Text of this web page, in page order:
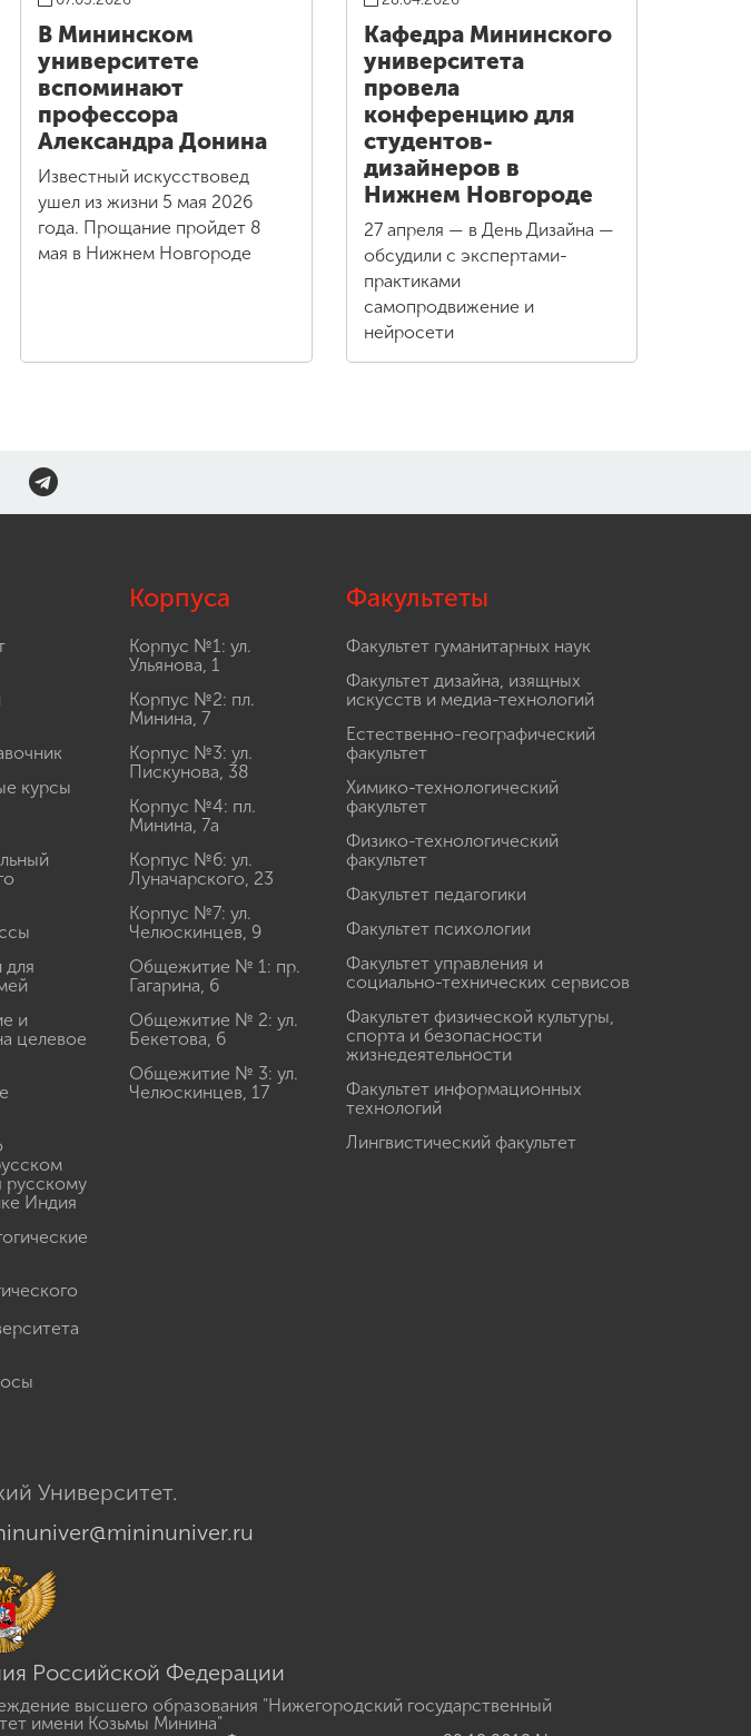
В Мининском
университете
вспоминают
профессора
Александра Донина
Известный искусствовед
ушел из жизни 5 мая 2026
года. Прощание пройдет 8
мая в Нижнем Новгороде
Кафедра Мининского
университета
провела
конференцию для
студентов-
дизайнеров в
Нижнем Новгороде
27 апреля — в День Дизайна —
обсудили с экспертами-
практиками
самопродвижение и
нейросети
курсы
и
целевое
русскому
Индия
Корпуса
Корпус №1: ул.
Ульянова, 1
Корпус №2: пл.
Минина, 7
Корпус №3: ул.
Пискунова, 38
Корпус №4: пл.
Минина, 7а
Корпус №6: ул.
Луначарского, 23
Корпус №7: ул.
Челюскинцев, 9
Общежитие № 1: пр.
Гагарина, 6
Общежитие № 2: ул.
Бекетова, 6
Общежитие № 3: ул.
Челюскинцев, 17
Факультеты
Факультет гуманитарных наук
Факультет дизайна, изящных
искусств и медиа-технологий
Естественно-географический
факультет
Химико-технологический
факультет
Физико-технологический
факультет
Факультет педагогики
Факультет психологии
Факультет управления и
социально-технических сервисов
Факультет физической культуры,
спорта и безопасности
жизнедеятельности
Факультет информационных
технологий
Лингвистический факультет
Университет.
Российской Федерации
высшего образования "Нижегородский государственный
имени Козьмы Минина"